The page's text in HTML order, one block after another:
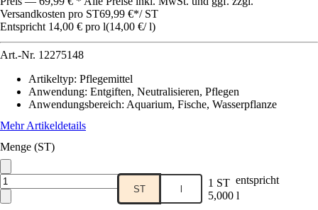
Versandkosten pro ST69,99 €*/ ST
Entspricht 14,00 € pro l(14,00 €/ l)
Art.-Nr. 12275148
Artikeltyp: Pflegemittel
Anwendung: Entgiften, Neutralisieren, Pflegen
Anwendungsbereich: Aquarium, Fische, Wasserpflanze
Mehr Artikeldetails
Menge (ST)
ST l 1 ST entspricht
5,000 l